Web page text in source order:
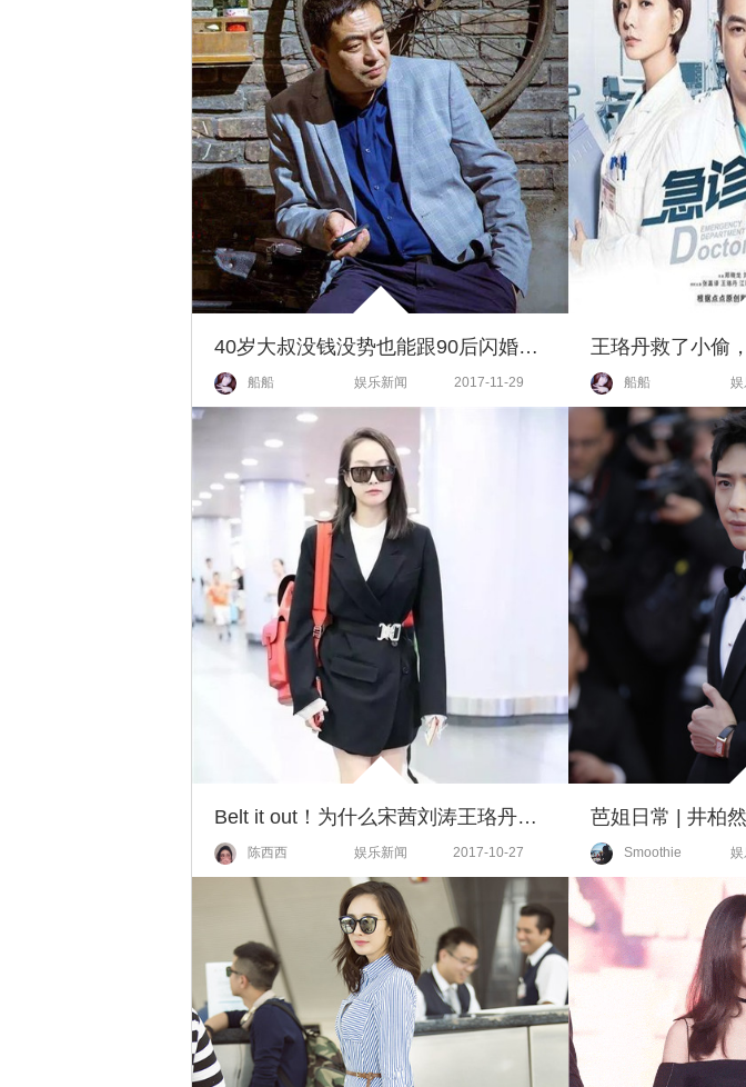
40岁大叔没钱没势也能跟90后闪婚，张嘉译这体育老师有点厉害！
船船 娱乐新闻 2017-11-29 船船 娱
Belt it out！为什么宋茜刘涛王珞丹总比你好看？因为你的秋冬大衣还缺一根长腰带
陈西西 娱乐新闻 2017-10-27 Smoothie 娱